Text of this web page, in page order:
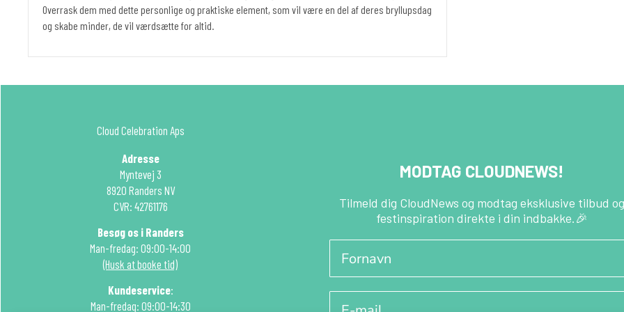
Overrask dem med dette personlige og praktiske element, som vil være en del af deres bryllupsdag
og skabe minder, de vil værdsætte for altid.
Cloud Celebration Aps
Adresse
Myntevej 3
8920 Randers NV
CVR: 42761176
Besøg os i Randers
Man-fredag: 09:00-14:00
(Husk at booke tid)
Kundeservice:
Man-fredag: 09:00-14:30
MODTAG CLOUDNEWS!
Tilmeld dig CloudNews og modtag eksklusive tilbud og
festinspiration direkte i din indbakke.🎉